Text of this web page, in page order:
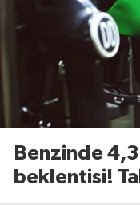
Benzinde
beklentisi!